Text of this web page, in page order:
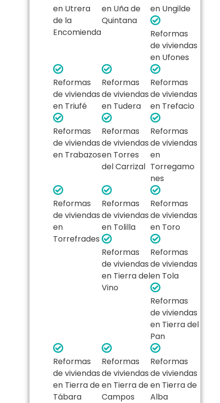
en Utrera
de la
Encomienda
en Uña de
Quintana
en Ungilde
Reformas
de viviendas
en Ufones
Reformas
de viviendas
en Triufé
Reformas
de viviendas
en Tudera
Reformas
de viviendas
en Trefacio
Reformas
de viviendas
en Trabazos
Reformas
de viviendas
en Torres
del Carrizal
Reformas
de viviendas
en
Torregamo
nes
Reformas
de viviendas
en
Torrefrades
Reformas
de viviendas
en Tolilla
Reformas
de viviendas
en Toro
Reformas
de viviendas
en Tierra del
Vino
Reformas
de viviendas
en Tola
Reformas
de viviendas
en Tierra del
Pan
Reformas
de viviendas
en Tierra de
Tábara
Reformas
de viviendas
en Tierra de
Campos
Reformas
de viviendas
en Tierra de
Alba